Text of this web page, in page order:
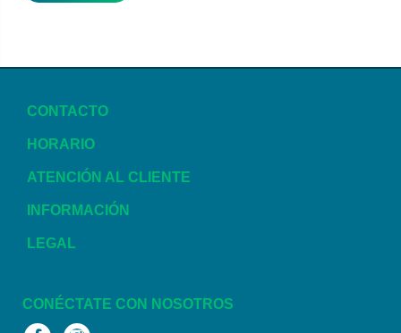
CONTACTO
HORARIO
ATENCIÓN AL CLIENTE
INFORMACIÓN
LEGAL
CONÉCTATE CON NOSOTROS